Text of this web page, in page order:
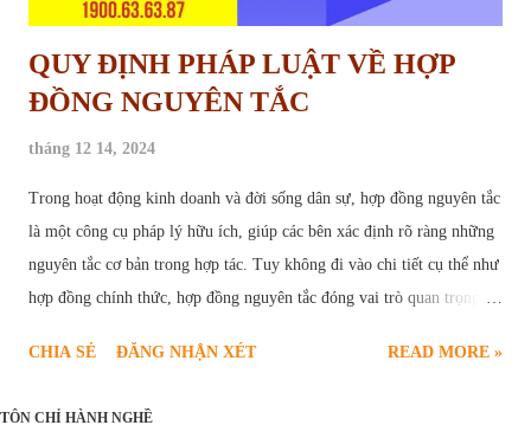
QUY ĐỊNH PHÁP LUẬT VỀ HỢP
ĐỒNG NGUYÊN TẮC
tháng 12 14, 2024
Trong hoạt động kinh doanh và đời sống dân sự, hợp đồng nguyên tắc
là một công cụ pháp lý hữu ích, giúp các bên xác định rõ ràng những
nguyên tắc cơ bản trong hợp tác. Tuy không đi vào chi tiết cụ thể như
hợp đồng chính thức, hợp đồng nguyên tắc đóng vai trò quan trọng,
sau đây sẽ cung cấp chi tiết quy định pháp luật về hợp đồng nguyên
CHIA SẺ ĐĂNG NHẬN XÉT READ MORE »
TÔN CHỈ HÀNH NGHỀ